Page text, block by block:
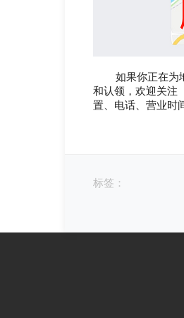
如果你正在为地
和认领，欢迎关注
置、电话、营业时
标签：